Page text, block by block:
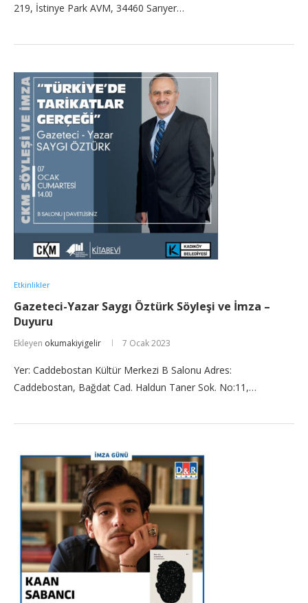
219, İstinye Park AVM, 34460 Sarıyer…
Etkinlikler
Gazeteci-Yazar Saygı Öztürk Söyleşi ve İmza –
Duyuru
Ekleyen okumakiyigelir 7 Ocak 2023
Yer: Caddebostan Kültür Merkezi B Salonu Adres:
Caddebostan, Bağdat Cad. Haldun Taner Sok. No:11,…